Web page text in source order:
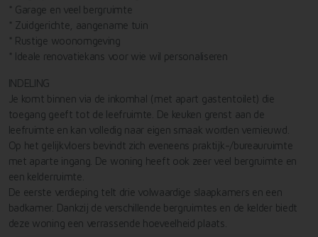
* Garage en veel bergruimte
* Zuidgerichte, aangename tuin
* Rustige woonomgeving
* Ideale renovatiekans voor wie wil personaliseren
INDELING
Je komt binnen via de inkomhal (met apart gastentoilet) die
toegang geeft tot de leefruimte. De keuken grenst aan de
leefruimte en kan volledig naar eigen smaak worden vernieuwd.
Op het gelijkvloers bevindt zich eveneens praktijk-/bureauruimte
met aparte ingang. De woning heeft ook zeer veel bergruimte en
een kelderruimte.
De eerste verdieping telt drie volwaardige slaapkamers en een
badkamer. Dankzij de verschillende bergruimtes en de kelder biedt
deze woning een verrassende hoeveelheid plaats.